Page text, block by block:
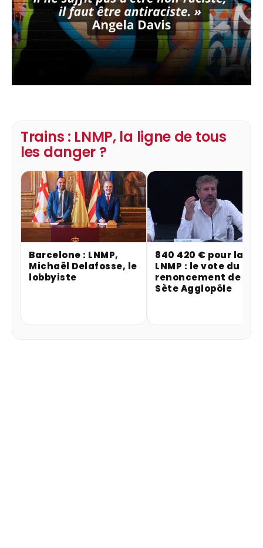
Trains : LNMP, la ligne de tous
les danger ?
Barcelone : LNMP,
Michaël Delafosse, le
lobbyiste
840 420 € pour la
LNMP : le vote du
renoncement de
Sète Agglopôle